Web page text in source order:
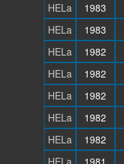
HELa
1983
HELa
1983
HELa
1982
HELa
1982
HELa
1982
HELa
1982
HELa
1982
HELa
1981